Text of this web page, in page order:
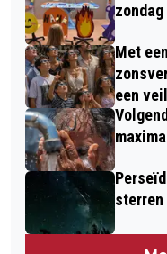
Met
een
sterren